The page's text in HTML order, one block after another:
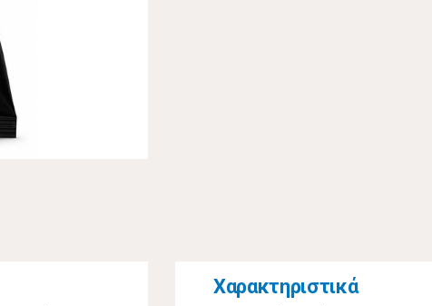
Χαρακτηριστικά